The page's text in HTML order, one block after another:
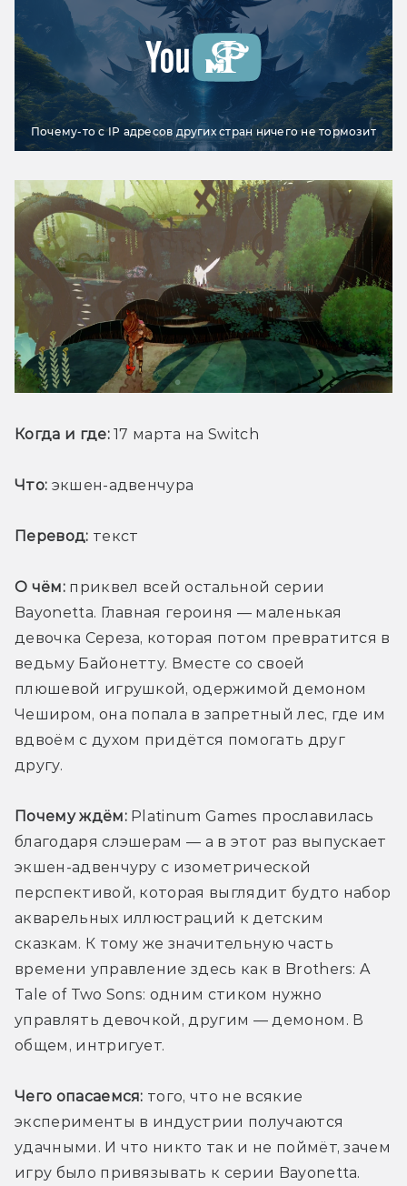
Почему-то с IP адресов других стран ничего не тормозит
Когда и где: 17 марта на Switch
Что: экшен-адвенчура
Перевод: текст
О чём: приквел всей остальной серии
Bayonetta. Главная героиня — маленькая
девочка Сереза, которая потом превратится в
ведьму Байонетту. Вместе со своей
плюшевой игрушкой, одержимой демоном
Чеширом, она попала в запретный лес, где им
вдвоём с духом придётся помогать друг
другу.
Почему ждём: Platinum Games прославилась
благодаря слэшерам — а в этот раз выпускает
экшен-адвенчуру с изометрической
перспективой, которая выглядит будто набор
акварельных иллюстраций к детским
сказкам. К тому же значительную часть
времени управление здесь как в Brothers: A
Tale of Two Sons: одним стиком нужно
управлять девочкой, другим — демоном. В
общем, интригует.
Чего опасаемся: того, что не всякие
эксперименты в индустрии получаются
удачными. И что никто так и не поймёт, зачем
игру было привязывать к серии Bayonetta.